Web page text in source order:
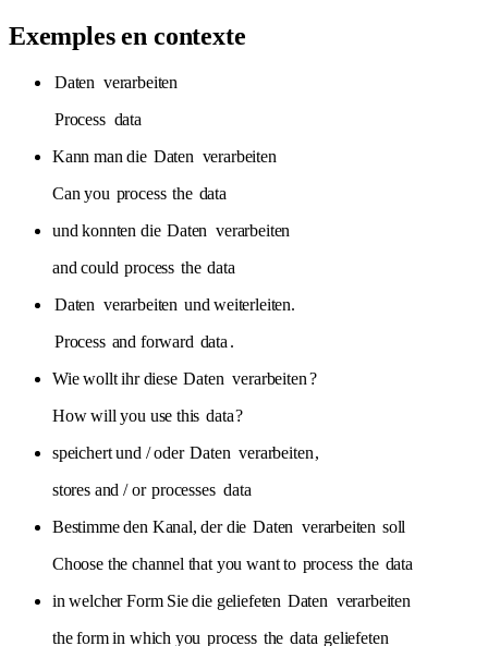
Exemples en contexte
Daten verarbeiten
Process data
Kann man die Daten verarbeiten
Can you process the data
und konnten die Daten verarbeiten
and could process the data
Daten verarbeiten und weiterleiten.
Process and forward data .
Wie wollt ihr diese Daten verarbeiten?
How will you use this data?
speichert und / oder Daten verarbeiten,
stores and / or processes data
Bestimme den Kanal, der die Daten verarbeiten soll
Choose the channel that you want to process the data
in welcher Form Sie die geliefeten Daten verarbeiten
the form in which you process the data geliefeten